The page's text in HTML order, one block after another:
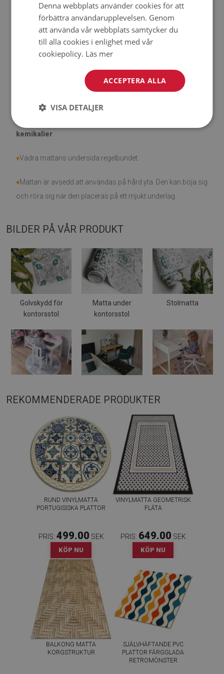
Produkt är lätt att städa, fläck- och vattentålig.
Observera att skador som orsakats av användning på
grund av tidens gång (t.ex. nötning) inte är berättigade för
kemikalier
♦Vädra mattans undersida regelbundet.
♦Mattan är avsedd att användas på hård yta. Den kan böja sig
och röra sig när den placeras på ett mjukt underlag.
BILDER PÅ VÅR PRODUKT
Golvskydd för
kontorsstol
Matta under
kontorsstol
Stolmatta
REKOMMENDERADE PRODUKTER
RUND VINYLMATTA
PORTUGISISKA PLATTOR
PRIS: 499.00 SEK
KÖP NU
VINYLMATTA GEOMETRISK
FLÄTA
PRIS: 649.00 SEK
KÖP NU
BALKONG MATTA
KORGSTRUKTUR
SJÄLVHÄFTANDE PVC
PLATTOR FÄRGGLADA
RETROMÖNSTER
Denna webbplats använder cookies för att
förbättra användarupplevelsen. Genom
att använda vår webbplats samtycker du
till alla cookies i enlighet med vår
cookiepolicy. Läs mer
ACCEPTERA ALLA
VISA DETALJER